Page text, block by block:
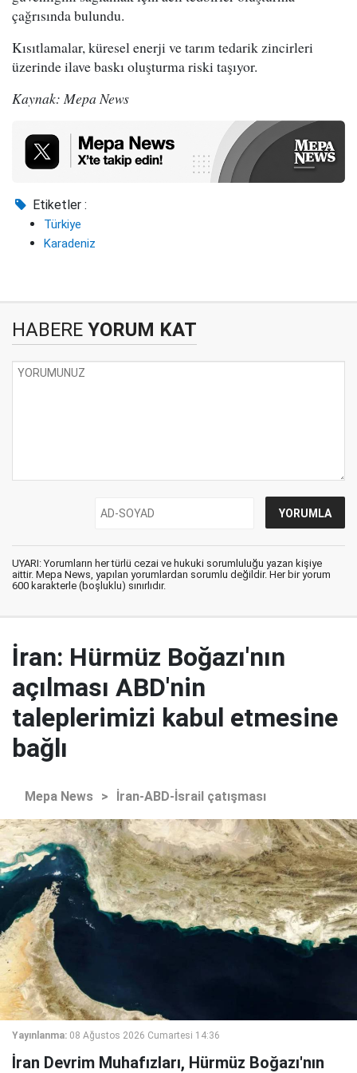
çağrısında bulundu.
Kısıtlamalar, küresel enerji ve tarım tedarik zincirleri
üzerinde ilave baskı oluşturma riski taşıyor.
Kaynak: Mepa News
Etiketler :
Türkiye
Karadeniz
HABERE YORUM KAT
UYARI: Yorumların her türlü cezai ve hukuki sorumluluğu yazan kişiye
aittir. Mepa News, yapılan yorumlardan sorumlu değildir. Her bir yorum
600 karakterle (boşluklu) sınırlıdır.
İran: Hürmüz Boğazı'nın
açılması ABD'nin
taleplerimizi kabul etmesine
bağlı
Mepa News > İran-ABD-İsrail çatışması
Yayınlanma: 08 Ağustos 2026 Cumartesi 14:36
İran Devrim Muhafızları, Hürmüz Boğazı'nın